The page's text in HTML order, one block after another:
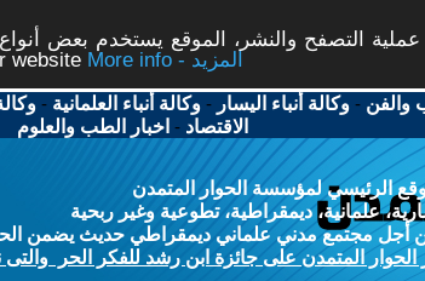
التصفح والنشر، الموقع يستخدم بعض
website
More info - المزيد
والفن -وكالة أنباء اليسار -وكالة أنباء العلمانية -
الاقتصاد - اخبار الطب والعلوم
الرئيسي لمؤسسة الحوار المتمدن
علمانية، ديمقراطية، تطوعية وغير ربحية
أجل مجتمع مدني علماني ديمقراطي حديث يضمن
الحوار المتمدن على جائزة ابن رشد للفكر الحر والتى